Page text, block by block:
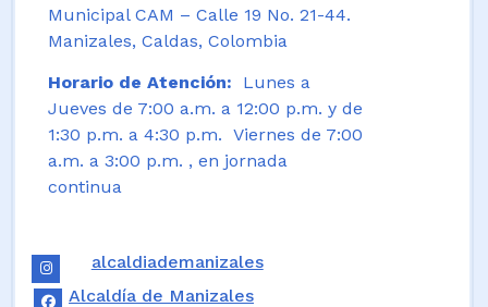
Municipal CAM – Calle 19 No. 21-44.
Manizales, Caldas, Colombia
Horario de Atención: Lunes a
Jueves de 7:00 a.m. a 12:00 p.m. y de
1:30 p.m. a 4:30 p.m. Viernes de 7:00
a.m. a 3:00 p.m. , en jornada
continua
alcaldiademanizales
Alcaldía de Manizales